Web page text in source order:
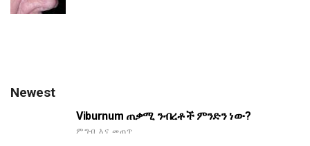
Newest
Viburnum ጠቃሚ ንብረቶች ምንድን ነው?
ምግብ እና መጠጥ